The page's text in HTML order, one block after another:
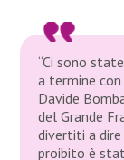
“Ci sono
a termine
Davide
del Grande
divertiti a
proibito è